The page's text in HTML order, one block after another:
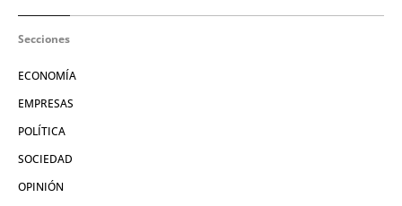
Secciones
ECONOMÍA
EMPRESAS
POLÍTICA
SOCIEDAD
OPINIÓN